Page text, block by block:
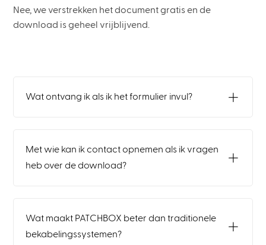
Nee, we verstrekken het document gratis en de
download is geheel vrijblijvend.
Wat ontvang ik als ik het formulier invul?
Met wie kan ik contact opnemen als ik vragen
heb over de download?
Wat maakt PATCHBOX beter dan traditionele
bekabelingssystemen?